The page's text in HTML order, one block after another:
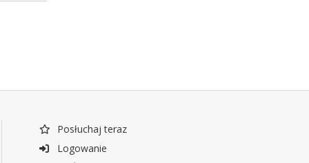
Posłuchaj teraz
Logowanie